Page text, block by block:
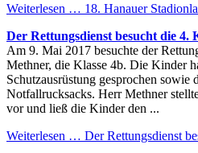
Weiterlesen … 18. Hanauer
Der Rettungsdienst besucht die 4.
Am 9. Mai 2017 besuchte der
Methner, die Klasse 4b. Die Kinder
Schutzausrüstung gesprochen sowie
Notfallrucksacks. Herr Methner
vor und ließ die Kinder den ...
Weiterlesen … Der Rettungsdienst